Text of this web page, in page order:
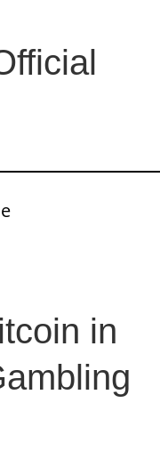
in